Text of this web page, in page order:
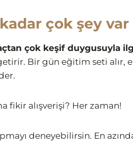
çok şey
çok keşif duygusuyla
Bir gün eğitim seti
fikir alışverişi? Her zaman!
deneyebilirsin. En